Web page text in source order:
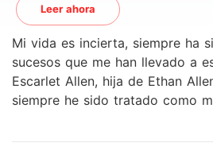
Leer ahora
Mi vida es incierta, siempre ha
sucesos que me han llevado a este
Escarlet Allen, hija de Ethan
siempre he sido tratado como